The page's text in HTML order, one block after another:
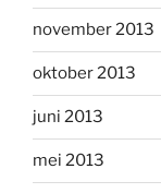
november 2013
oktober 2013
juni 2013
mei 2013